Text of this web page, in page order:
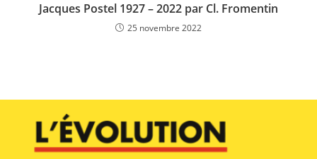
Jacques Postel 1927 – 2022 par Cl. Fromentin
25 novembre 2022